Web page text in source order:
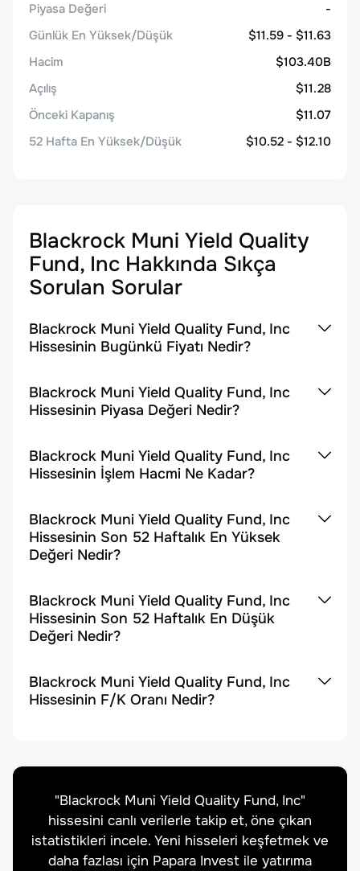
Piyasa Değeri
-
Günlük En Yüksek/Düşük
$11.59 - $11.63
Hacim
$103.40B
Açılış
$11.28
Önceki Kapanış
$11.07
52 Hafta En Yüksek/Düşük
$10.52 - $12.10
Blackrock Muni Yield Quality
Fund, Inc Hakkında Sıkça
Sorulan Sorular
Blackrock Muni Yield Quality Fund, Inc
Hissesinin Bugünkü Fiyatı Nedir?
Blackrock Muni Yield Quality Fund, Inc
Hissesinin Piyasa Değeri Nedir?
Blackrock Muni Yield Quality Fund, Inc
Hissesinin İşlem Hacmi Ne Kadar?
Blackrock Muni Yield Quality Fund, Inc
Hissesinin Son 52 Haftalık En Yüksek
Değeri Nedir?
Blackrock Muni Yield Quality Fund, Inc
Hissesinin Son 52 Haftalık En Düşük
Değeri Nedir?
Blackrock Muni Yield Quality Fund, Inc
Hissesinin F/K Oranı Nedir?
"Blackrock Muni Yield Quality Fund, Inc"
hissesini canlı verilerle takip et, öne çıkan
istatistikleri incele. Yeni hisseleri keşfetmek ve
daha fazlası için Papara Invest ile yatırıma